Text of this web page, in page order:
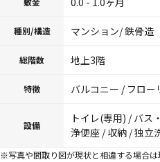
種別/構造 マンション/ 鉄骨造
総階数 地上3階
特徴 バルコニー / フロ
設備
トイレ(専用) / バス
浄便座 / 収納 / 独立
※写真や間取り図が現状と相違する場合は